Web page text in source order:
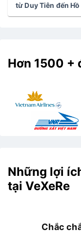
từ Duy Tiên đến
Hơn 1500 +
Những lợi
tại VeXeRe
Chắc